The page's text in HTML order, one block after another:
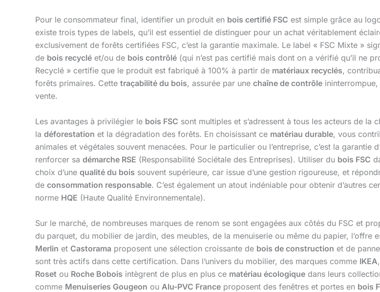
Pour le consommateur final, identifier un produit en bois certifié FSC est simple grâce au
existe trois types de labels, qu’il est essentiel de distinguer pour un achat véritablement
exclusivement de forêts certifiées FSC, c’est la garantie maximale. Le label « FSC Mixte »
de bois recyclé et/ou de bois contrôlé (qui n’est pas certifié mais dont on a vérifié qu’il ne
Recyclé » certifie que le produit est fabriqué à 100% à partir de matériaux recyclés,
forêts primaires. Cette traçabilité du bois, assurée par une chaîne de contrôle
vente.
Les avantages à privilégier le bois FSC sont multiples et s’adressent à tous les acteurs de la
la déforestation et la dégradation des forêts. En choisissant ce matériau durable, vous
animales et végétales souvent menacées. Pour le particulier ou l’entreprise, c’est la garantie
renforcer sa démarche RSE (Responsabilité Sociétale des Entreprises). Utiliser du bois FSC
choix d’une qualité du bois souvent supérieure, car issue d’une gestion rigoureuse, et
de consommation responsable. C’est également un atout indéniable pour obtenir d’autres
norme HQE (Haute Qualité Environnementale).
Sur le marché, de nombreuses marques de renom se sont engagées aux côtés du FSC et
du parquet, du mobilier de jardin, des meubles, de la menuiserie ou même du papier, l’offre
Merlin et Castorama proposent une sélection croissante de bois de construction et de
sont très actifs dans cette certification. Dans l’univers du mobilier, des marques comme IKEA
Roset ou Roche Bobois intègrent de plus en plus ce matériau écologique dans leurs
comme Menuiseries Gougeon ou Alu-PVC France proposent des fenêtres et portes en bois